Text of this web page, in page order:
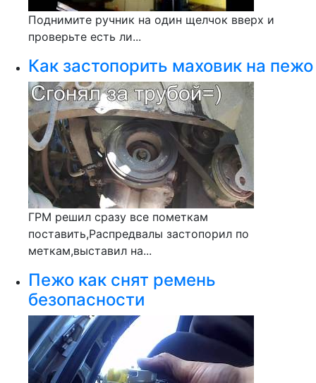
Поднимите ручник на один щелчок вверх и
проверьте есть ли...
Как застопорить маховик на пежо
ГРМ решил сразу все пометкам
поставить,Распредвалы застопорил по
меткам,выставил на...
Пежо как снят ремень
безопасности